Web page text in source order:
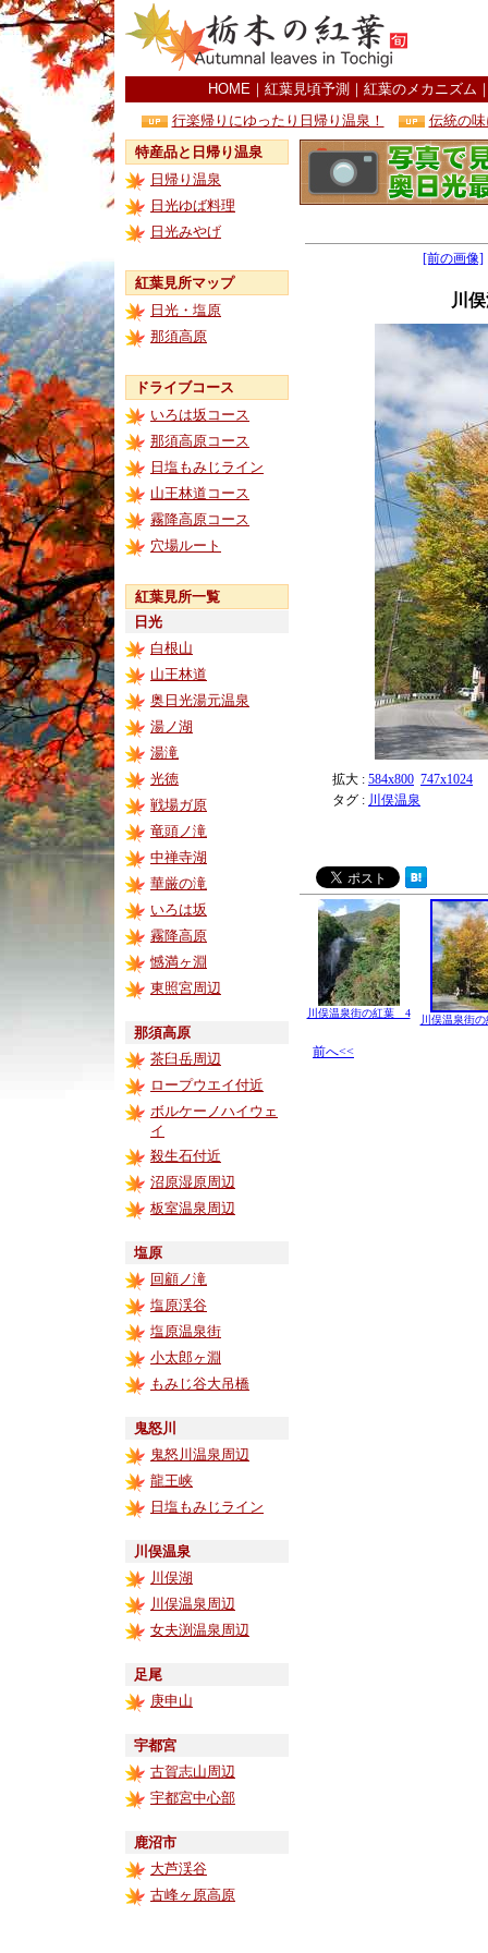
HOME ｜ 紅葉見頃予測 ｜ 紅葉のメカニズム
行楽帰りにゆったり日帰り温泉！
伝統の
特産品と日帰り温泉
日帰り温泉
日光ゆば料理
日光みやげ
紅葉見所マップ
日光・塩原
那須高原
ドライブコース
いろは坂コース
那須高原コース
日塩もみじライン
山王林道コース
霧降高原コース
穴場ルート
紅葉見所一覧
日光
白根山
山王林道
奥日光湯元温泉
湯ノ湖
湯滝
光徳
戦場ガ原
竜頭ノ滝
中禅寺湖
華厳の滝
いろは坂
霧降高原
憾満ヶ淵
東照宮周辺
那須高原
茶臼岳周辺
ロープウエイ付近
ボルケーノハイウェ
イ
殺生石付近
沼原湿原周辺
板室温泉周辺
塩原
回顧ノ滝
塩原渓谷
塩原温泉街
小太郎ヶ淵
もみじ谷大吊橋
鬼怒川
鬼怒川温泉周辺
龍王峡
日塩もみじライン
川俣温泉
川俣湖
川俣温泉周辺
女夫渕温泉周辺
足尾
庚申山
宇都宮
古賀志山周辺
宇都宮中心部
鹿沼市
大芦渓谷
古峰ヶ原高原
[前の画像]
川
拡大 : 584x800 747x1024
タグ : 川俣温泉
川俣温泉街の紅葉 4
川俣温泉街
前へ<<